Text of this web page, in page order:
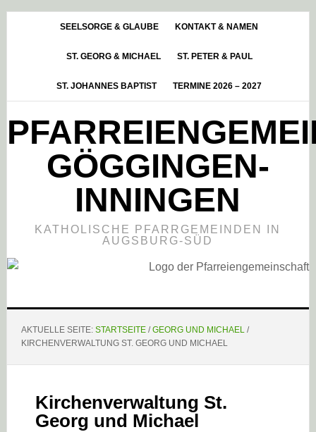
HauptsidebarSEELSORGE & GLAUBE KONTAKT & NAMEN
ST. GEORG & MICHAEL ST. PETER & PAUL
ST. JOHANNES BAPTIST TERMINE 2026 – 2027
GÖGGINGEN-
INNINGEN
KATHOLISCHE PFARRGEMEINDEN IN
AUGSBURG-SÜD
AKTUELLE SEITE: STARTSEITE / GEORG UND MICHAEL /
KIRCHENVERWALTUNG ST. GEORG UND MICHAEL
Kirchenverwaltung St.
Georg und Michael